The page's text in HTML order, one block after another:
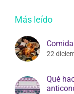
Más leído
22
Qué